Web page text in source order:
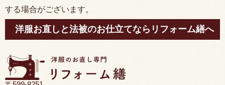
する場合がございます。
洋服お直しと法被のお仕立てならリフォーム繕へ